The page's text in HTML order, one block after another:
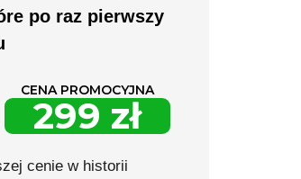
po raz pierwszy
CENA PROMOCYJNA
299 zł
cenie w historii